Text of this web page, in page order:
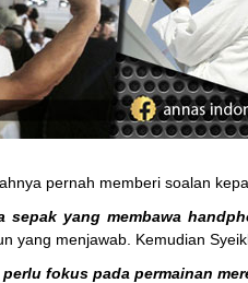
pernah memberi soalan
yang membawa
yang menjawab. Kemudian
fokus pada permainan